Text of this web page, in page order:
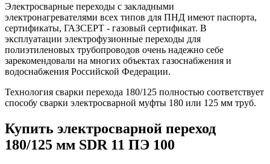
Электросварные переходы с закладными
электронагревателями всех типов для ПНД имеют паспорта,
сертификаты, ГАЗСЕРТ - газовый сертификат. В
эксплуатации электрофузионные переходы для
полиэтиленовых трубопроводов очень надежно себе
зарекомендовали на многих объектах газоснабжения и
водоснабжения Российской Федерации.
Технология сварки перехода 180/125 полностью соответствует
способу сварки электросварной муфты 180 или 125 мм труб.
Купить электросварной переход
180/125 мм SDR 11 ПЭ 100